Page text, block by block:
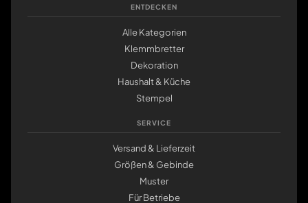
ENTDECKEN
Alle Kategorien
Klemmbretter
Dekoration
Haushalt & Küche
Stempel
SERVICE
Versand & Lieferzeit
Größen & Gebinde
Muster
Für Betriebe